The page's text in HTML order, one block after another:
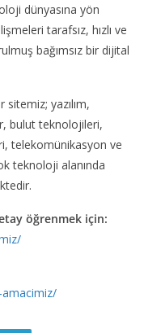
dünyasına yön
tarafsız, hızlı ve
bağımsız bir dijital
sitemiz; yazılım,
bulut teknolojileri,
telekomünikasyon ve
teknoloji alanında
öğrenmek için: